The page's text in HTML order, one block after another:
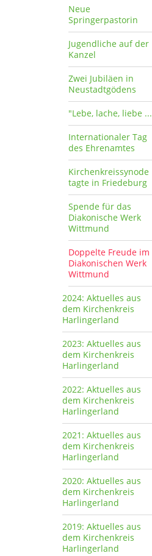
Neue
Springerpastorin
Jugendliche auf der
Kanzel
Zwei Jubiläen in
Neustadtgödens
"Lebe, lache, liebe ...
Internationaler Tag
des Ehrenamtes
Kirchenkreissynode
tagte in Friedeburg
Spende für das
Diakonische Werk
Wittmund
Doppelte Freude im
Diakonischen Werk
Wittmund
2024: Aktuelles aus
dem Kirchenkreis
Harlingerland
2023: Aktuelles aus
dem Kirchenkreis
Harlingerland
2022: Aktuelles aus
dem Kirchenkreis
Harlingerland
2021: Aktuelles aus
dem Kirchenkreis
Harlingerland
2020: Aktuelles aus
dem Kirchenkreis
Harlingerland
2019: Aktuelles aus
dem Kirchenkreis
Harlingerland